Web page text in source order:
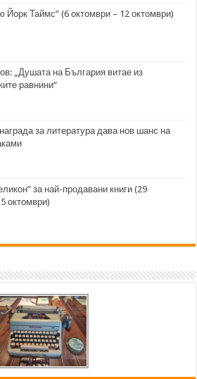
Йорк Таймс” (6 октомври – 12 октомври)
„Душата на България витае из
равнини“
за литература дава нов шанс на
за най-продавани книги (29
октомври)